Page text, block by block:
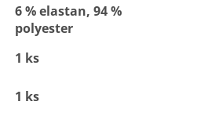
6 % elastan, 94 %
polyester
1 ks
1 ks